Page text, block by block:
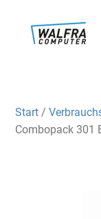
Start /
Combopack 301